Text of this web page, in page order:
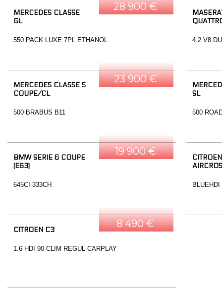
28 900 €
MERCEDES CLASSE
GL
550 PACK LUXE 7PL ETHANOL 4.2 V8
23 900 €
MERCEDES CLASSE S
COUPE/CL
500 BRABUS B11
SL
500
19 900 €
BMW SERIE 6 COUPE
(E63)
645CI 333CH
8 490 €
CITROEN C3
1.6 HDI 90 CLIM REGUL CARPLAY